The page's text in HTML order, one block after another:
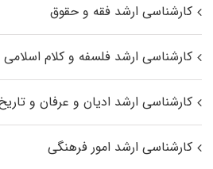
کارشناسی ارشد فقه و حقوق
کارشناسی ارشد فلسفه و کلام اسلامی
کارشناسی ارشد ادیان و عرفان و
کارشناسی ارشد امور فرهنگی